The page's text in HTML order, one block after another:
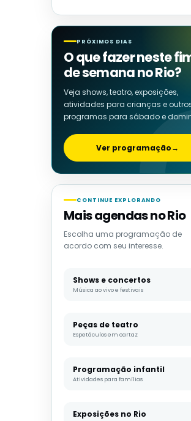
PRÓXIMOS DIAS
O que fazer neste
de semana no Rio?
Veja shows, teatro, exposições,
atividades para crianças e
programas para sábado e
Ver programação→
CONTINUE EXPLORANDO
Mais agendas no Rio
Escolha uma programação de
acordo com seu interesse.
Shows e concertos
Música ao vivo e festivais
Peças de teatro
Espetáculos em cartaz
Programação infantil
Atividades para famílias
Exposições no Rio